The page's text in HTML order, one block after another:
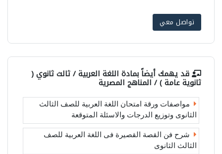
تواصل معي
قد يهمك أيضاً بمادة اللغة العربية / ثالث ثانوي (
ثانوية عامة ) / المناهج المصرية
مواصفات ورقة امتحان اللغة العربية للصف الثالث
الثانوى وتوزيع الدرجات والاسئلة المتوقعة
شرح فن القصة القصيرة فى اللغة العربية للصف
الثالث الثانوى